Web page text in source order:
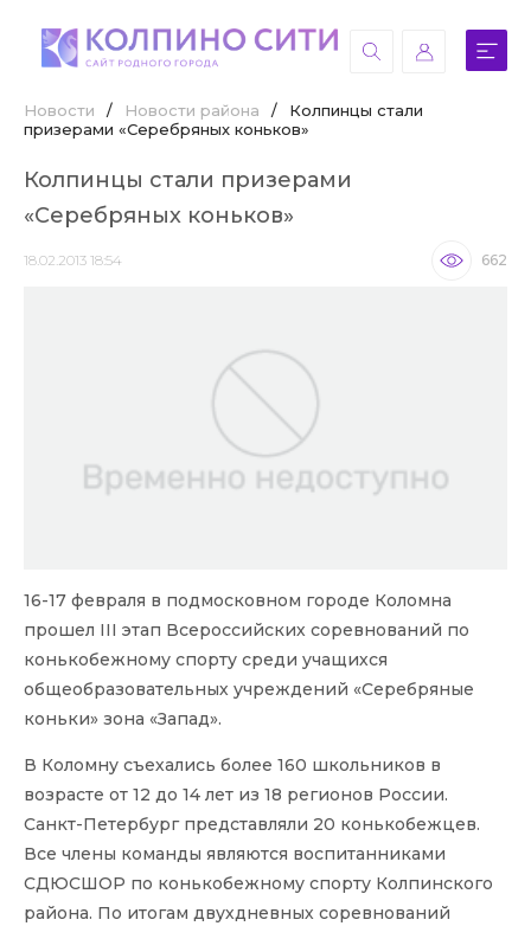
Новости / Новости района /
Колпинцы стали
призерами «Серебряных коньков»
Колпинцы стали призерами
«Серебряных коньков»
18.02.2013 18:54 662
16-17 февраля в подмосковном городе Коломна
прошел III этап Всероссийских соревнований по
конькобежному спорту среди учащихся
общеобразовательных учреждений «Серебряные
коньки» зона «Запад».
В Коломну съехались более 160 школьников в
возрасте от 12 до 14 лет из 18 регионов России.
Санкт-Петербург представляли 20 конькобежцев.
Все члены команды являются воспитанниками
СДЮСШОР по конькобежному спорту Колпинского
района. По итогам двухдневных соревнований